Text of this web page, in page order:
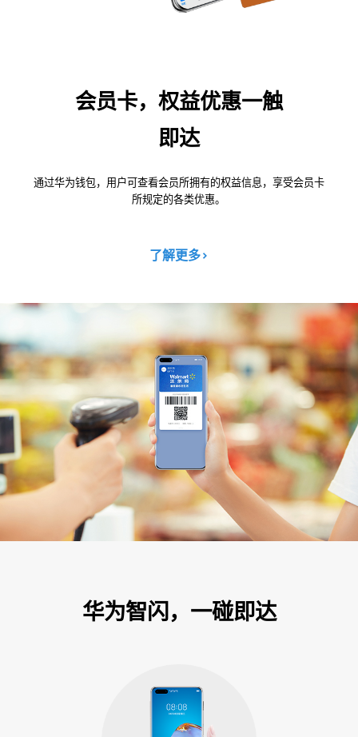
会员卡，权益优惠一触
即达
通过华为钱包，用户可查看会员所拥有的权益信息，享受会员卡
所规定的各类优惠。
了解更多>
华为智闪，一碰即达